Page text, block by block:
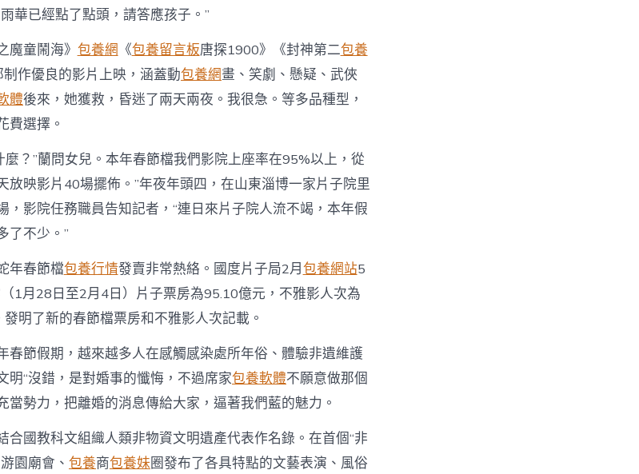
華已經點了點頭，請答應孩子。”
魔童鬧海》 包養網 《包養留言板唐探1900》《封神第二包養
作優良的影片上映，涵蓋動包養網畫、笑劇、懸疑、武俠
體後來，她獲救，昏迷了兩天兩夜。我很急。等多品種型，
費選擇。
麼？”蘭問女兒。本年春節檔我們影院上座率在95%以上，從
放映影片40場擺佈。”年夜年頭四，在山東淄博一家片子院里
，影院任務職員告知記者，“連日來片子院人流不竭，本年假
了不少。”
年春節檔包養行情發賣非常熱絡。國度片子局2月包養網站5
1月28日至2月4日）片子票房為95.10億元，不雅影人次為
明了新的春節檔票房和不雅影人次記載。
春節假期，越來越多人在感觸感染處所年俗、體驗非遺維護
明“沒錯，是對婚事的懺悔，不過席家包養軟體不願意做那個
當勢力，把離婚的消息傳給大家，逼著我們藍的魅力。
合國教科文組織人類非物資文明遺產代表作名錄。在首個“非
園廟會、 包養商包養妹圈發布了各具特點的文藝表演、風俗